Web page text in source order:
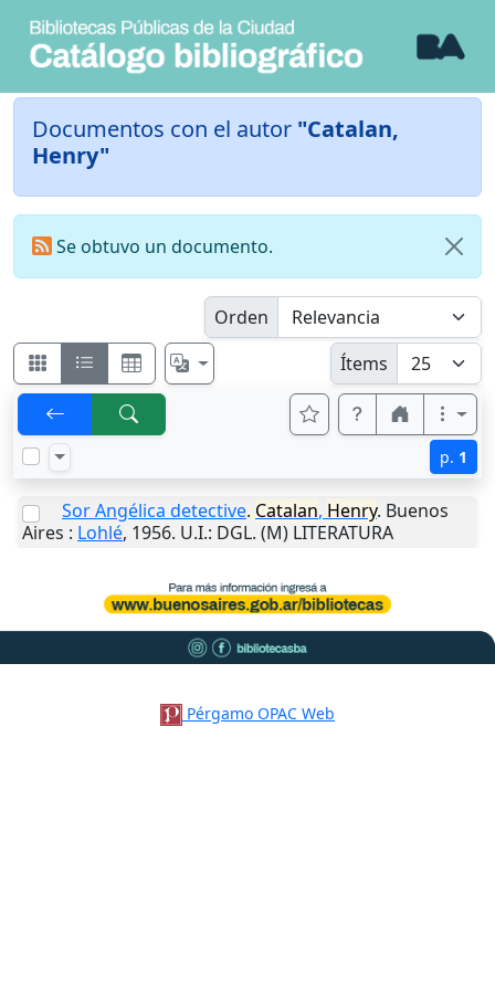
Documentos con el autor "Catalan,
Henry"
Se obtuvo un documento.
Orden
Ítems
p. 1
Sor Angélica detective. Catalan, Henry. Buenos
Aires : Lohlé, 1956. U.I.: DGL. (M) LITERATURA
Pérgamo OPAC Web